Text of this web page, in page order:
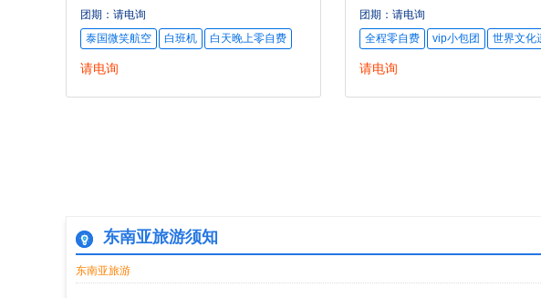
团期：请电询
泰国微笑航空
白班机 白天晚上零自费
请电询
小火锅)
团期：请电询
全程零自费
vip小包团 世界文化
请电询
东南亚旅游须知
东南亚旅游